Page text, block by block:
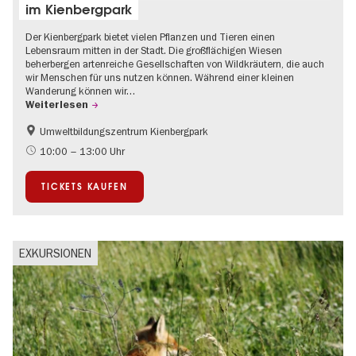
im Kienbergpark
Der Kienbergpark bietet vielen Pflanzen und Tieren einen
Lebensraum mitten in der Stadt. Die großflächigen Wiesen
beherbergen artenreiche Gesellschaften von Wildkräutern, die auch
wir Menschen für uns nutzen können. Während einer kleinen
Wanderung können wir…
Weiterlesen
Im Grünen
Umweltbildungszentrum Kienbergpark
10:00 – 13:00 Uhr
TICKETS KAUFEN
EXKURSIONEN